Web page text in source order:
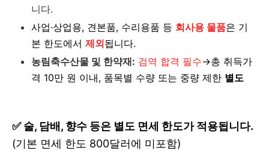
니다.
사업·상업용, 견본품, 수리용품 등 회사용 물품은 기
본 한도에서 제외됩니다.
농림축수산물 및 한약재: 검역 합격 필수→총 취득가
격 10만 원 이내, 품목별 수량 또는 중량 제한 별도
✅ 술, 담배, 향수 등은 별도 면세 한도가 적용됩니다.
(기본 면세 한도 800달러에 미포함)